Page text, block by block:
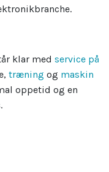
klar med service på
træning og maskin
oppetid og en